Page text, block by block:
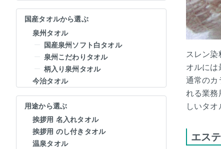
国産タオルから選ぶ
泉州タオル
国産泉州ソフト白タオル
泉州こだわりタオル
柄入り泉州タオル
今治タオル
用途から選ぶ
挨拶用 名入れタオル
挨拶用 のし付きタオル
温泉タオル
スレン
オルには
通常のカ
れる業務
しいタ
エス